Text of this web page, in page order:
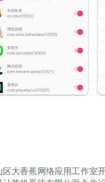
区大香蕉网络应用工作室